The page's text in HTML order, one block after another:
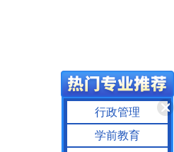
行政管理
学前教育